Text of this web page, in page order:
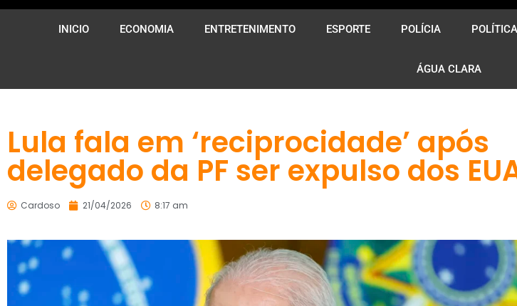
INICIO ECONOMIA ENTRETENIMENTO ESPORTE POLÍCIA POLÍTICA
ÁGUA CLARA
Lula fala em ‘reciprocidade’ após
delegado da PF ser expulso dos
Cardoso 21/04/2026 8:17 am